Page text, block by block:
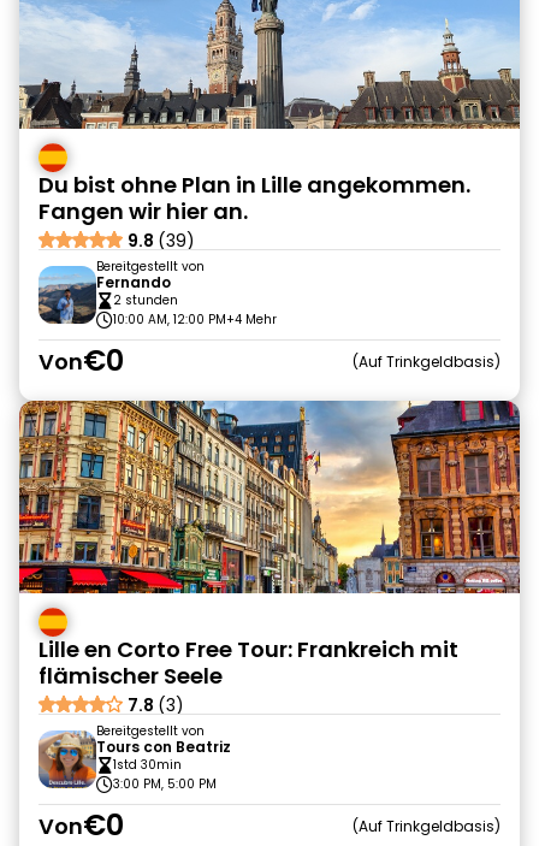
Du bist ohne Plan in Lille angekommen.
Fangen wir hier an.
9.8 (39)
Bereitgestellt von
Fernando
2 stunden
10:00 AM, 12:00 PM+4 Mehr
Von€0 Auf Trinkgeldbasis
Lille en Corto Free Tour: Frankreich mit
flämischer Seele
7.8 (3)
Bereitgestellt von
Tours con Beatriz
1std 30min
3:00 PM, 5:00 PM
Von€0 Auf Trinkgeldbasis